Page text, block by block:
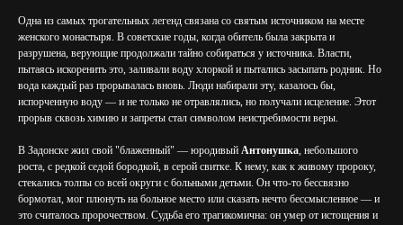
Одна из самых трогательных легенд связана со святым источником на месте
женского монастыря. В советские годы, когда обитель была закрыта и
разрушена, верующие продолжали тайно собираться у источника. Власти,
пытаясь искоренить это, заливали воду хлоркой и пытались засыпать родник. Но
вода каждый раз прорывалась вновь. Люди набирали эту, казалось бы,
испорченную воду — и не только не отравлялись, но получали исцеление. Этот
прорыв сквозь химию и запреты стал символом неистребимости веры.
В Задонске жил свой "блаженный" — юродивый Антонушка, небольшого
роста, с редкой седой бородкой, в серой свитке. К нему, как к живому пророку,
стекались толпы со всей округи с больными детьми. Он что-то бессвязно
бормотал, мог плюнуть на больное место или сказать нечто бессмысленное — и
это считалось пророчеством. Судьба его трагикомична: он умер от истощения и